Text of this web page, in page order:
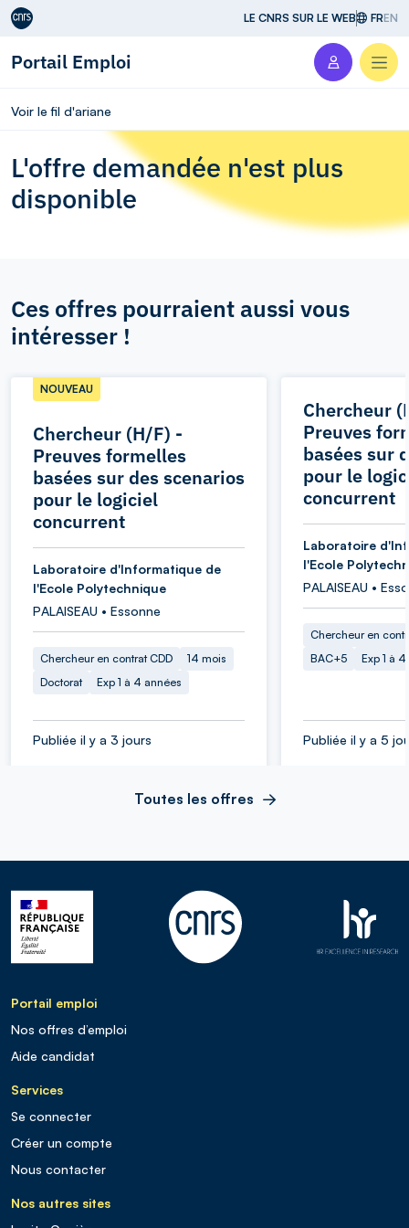
Aller au contenu LE CNRS SUR LE WEB FREN
Portail Emploi
Voir le fil d'ariane
L'offre demandée n'est plus
disponible
Ces offres pourraient aussi vous
intéresser !
Chercheur (H/F) -
Preuves formelles
basées sur des scenarios
pour le logiciel
concurrent
NOUVEAU
Laboratoire d'Informatique de
l'Ecole Polytechnique
PALAISEAU • Essonne
Chercheur en contrat CDD
14 mois
Doctorat
Exp 1 à 4 années
Publiée il y a 3 jours
Chercheur
Preuves
basées sur
pour le
concurrent
Laboratoire
l'Ecole
PALAISEAU •
Chercheur en
BAC+5
Exp 1 à
Publiée il y a 5
Toutes les offres
Portail emploi
Nos offres d’emploi
Aide candidat
Services
Se connecter
Créer un compte
Nous contacter
Nos autres sites